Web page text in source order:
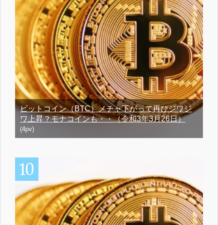
ビットコイン（BTC）メチャ下がって再びジワジ
ワ上昇？モナコインも・・（令和3年3月26日）
(4pv)